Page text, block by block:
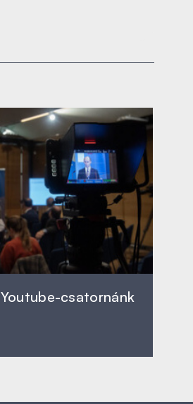
Youtube-csatornánk